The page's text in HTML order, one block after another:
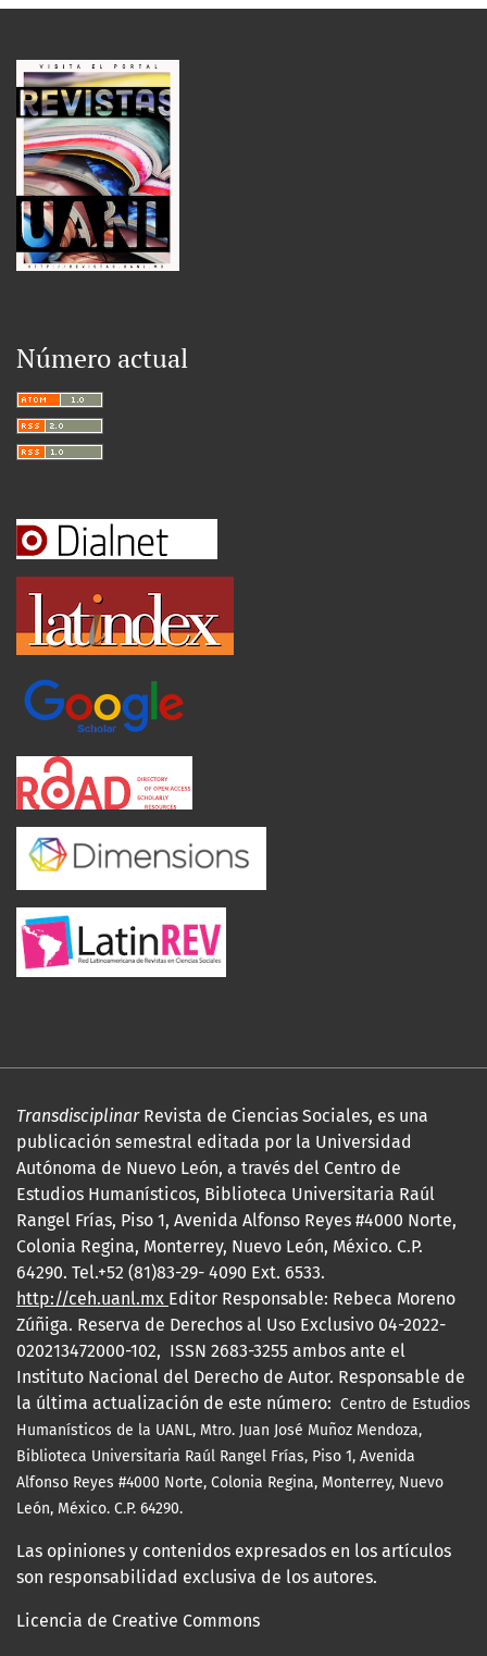
Número actual
TransdisciplinarRevista de Ciencias Sociales, es una
publicación semestral editada por la Universidad
Autónoma de Nuevo León, a través del Centro de
Estudios Humanísticos, Biblioteca Universitaria Raúl
Rangel Frías, Piso 1, Avenida Alfonso Reyes #4000 Norte,
Colonia Regina, Monterrey, Nuevo León, México. C.P.
64290. Tel.+52 (81)83-29- 4090 Ext. 6533.
http://ceh.uanl.mx Editor Responsable: Rebeca Moreno
Zúñiga. Reserva de Derechos al Uso Exclusivo 04-2022-
020213472000-102, ISSN 2683-3255 ambos ante el
Instituto Nacional del Derecho de Autor. Responsable de
la última actualización de este número: Centro de Estudios
Humanísticos de la UANL, Mtro. Juan José Muñoz Mendoza,
Biblioteca Universitaria Raúl Rangel Frías, Piso 1, Avenida
Alfonso Reyes #4000 Norte, Colonia Regina, Monterrey, Nuevo
León, México. C.P. 64290.
Las opiniones y contenidos expresados en los artículos
son responsabilidad exclusiva de los autores.
Licencia de Creative Commons